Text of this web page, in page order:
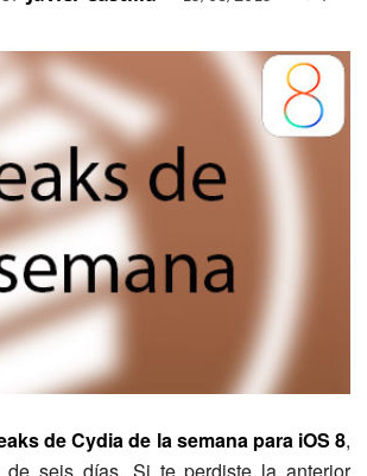
de Cydia de la semana para iOS 8,